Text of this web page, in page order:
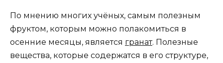
По мнению многих учёных, самым полезным
фруктом, которым можно полакомиться в
осенние месяцы, является гранат. Полезные
вещества, которые содержатся в его структуре,